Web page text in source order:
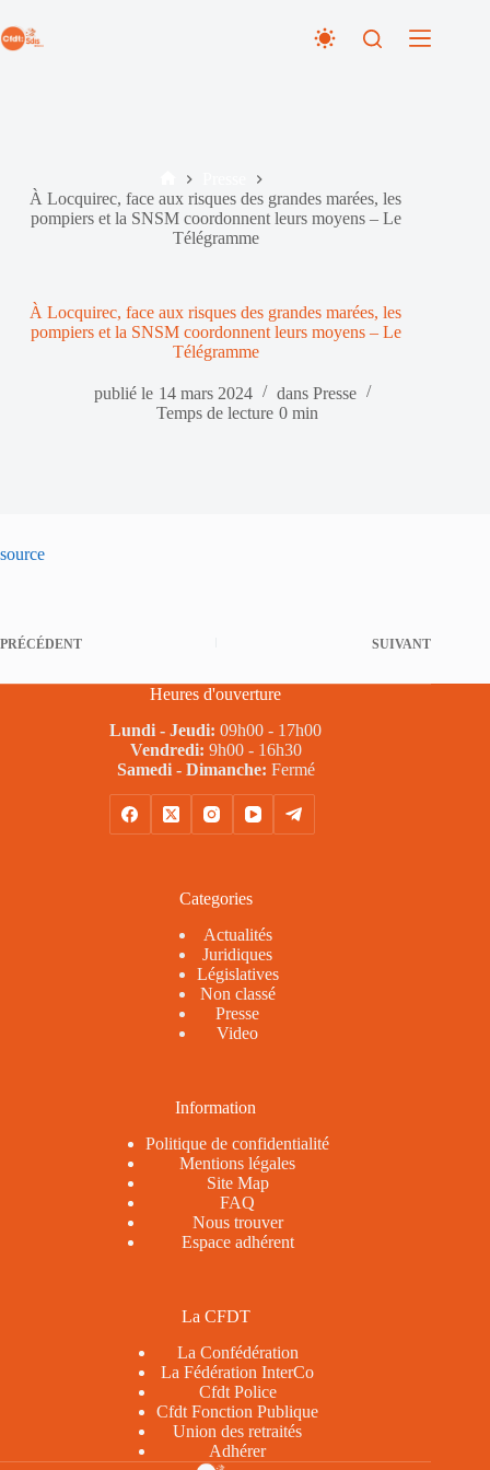
au
contenu
Accueil
À Locquirec, face aux risques des grandes marées, les
pompiers et la SNSM coordonnent leurs moyens – Le
Télégramme
À Locquirec, face aux risques des grandes marées, les
pompiers et la SNSM coordonnent leurs moyens – Le
Télégramme
publié le 14 mars 2024 dans Presse
Temps de lecture 0 min
source
PRÉCÉDENT SUIVANT
Heures d'ouverture
Lundi - Jeudi: 09h00 - 17h00
Vendredi: 9h00 - 16h30
Samedi - Dimanche: Fermé
Categories
Actualités
Juridiques
Législatives
Non classé
Presse
Video
Information
Politique de confidentialité
Mentions légales
Site Map
FAQ
Nous trouver
Espace adhérent
La CFDT
La Confédération
La Fédération InterCo
Cfdt Police
Cfdt Fonction Publique
Union des retraités
Adhérer